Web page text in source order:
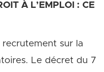
À L’EMPLOI : CE
recrutement sur la
Le décret du 7